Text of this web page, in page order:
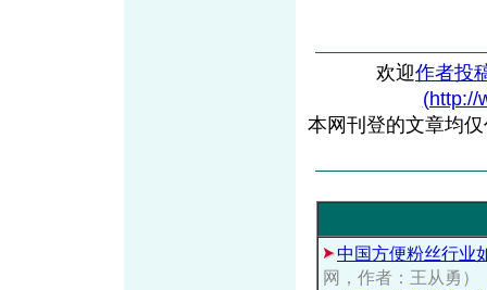
欢迎作者投
(http://
本网刊登的文章均
中国方便粉丝行业
网，作者：王从勇）